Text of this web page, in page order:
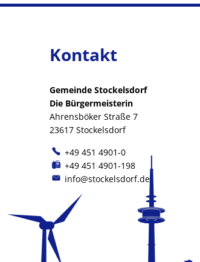
Kontakt
Gemeinde Stockelsdorf
Die Bürgermeisterin
Ahrensböker Straße 7
23617 Stockelsdorf
+49 451 4901-0
+49 451 4901-198
info@stockelsdorf.de